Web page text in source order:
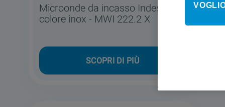
Microonde da incasso Indesit:
colore inox - MWI 222.2 X
SCOPRI DI PIÙ